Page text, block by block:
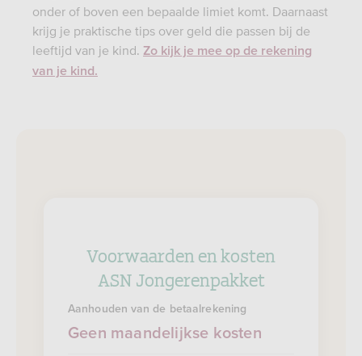
onder of boven een bepaalde limiet komt. Daarnaast
krijg je praktische tips over geld die passen bij de
leeftijd van je kind. Zo kijk je mee op de rekening
van je kind.
Voorwaarden en kosten
ASN Jongerenpakket
Aanhouden van de betaalrekening
Geen maandelijkse kosten